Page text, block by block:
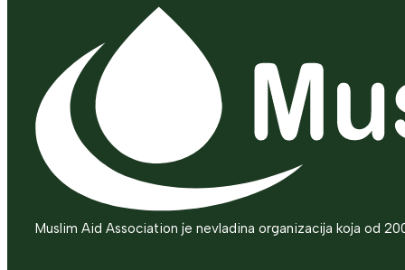
Muslim Aid Association je nevladina organizacija koja od